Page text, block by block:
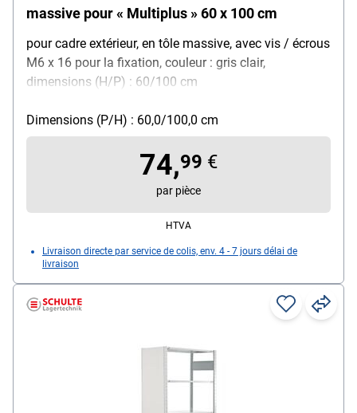
massive pour « Multiplus » 60 x 100 cm
pour cadre extérieur, en tôle massive, avec vis / écrous
M6 x 16 pour la fixation, couleur : gris clair,
dimensions (H/P) : 60/100 cm
Dimensions (P/H) : 60,0/100,0 cm
74,99 €
par pièce
HTVA
Livraison directe par service de colis, env. 4 - 7 jours délai de
livraison